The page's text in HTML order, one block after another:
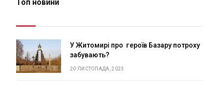
Топ новини
У Житомирі про героїв Базару потроху
забувають?
20 ЛИСТОПАДА, 2023